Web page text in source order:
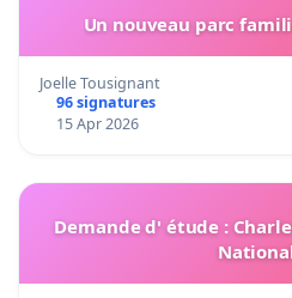
Un nouveau parc
Joelle Tousignant
96 signatures
15 Apr 2026
Demande d' étude :